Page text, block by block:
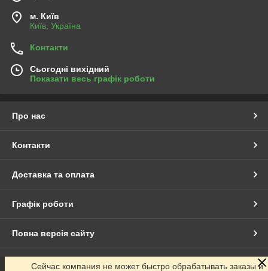
м. Київ
Київ, Україна
Контакти
Сьогодні вихідний
Показати весь графік роботи
Про нас
Контакти
Доставка та оплата
Графік роботи
Повна версія сайту
Сайт створено на маркетплейсі Prom.ua
Сейчас компания не может быстро обрабатывать заказы и